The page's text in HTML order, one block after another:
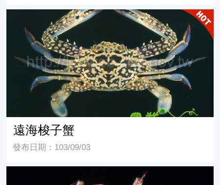
遠海梭子蟹
發布日期：103/09/03